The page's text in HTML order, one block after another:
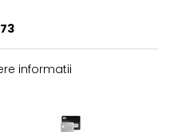
informatii